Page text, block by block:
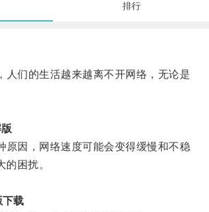
排行
们的生活越来越离不开网络，无论是
因，网络速度可能会变得缓慢和不稳
困扰。
下载